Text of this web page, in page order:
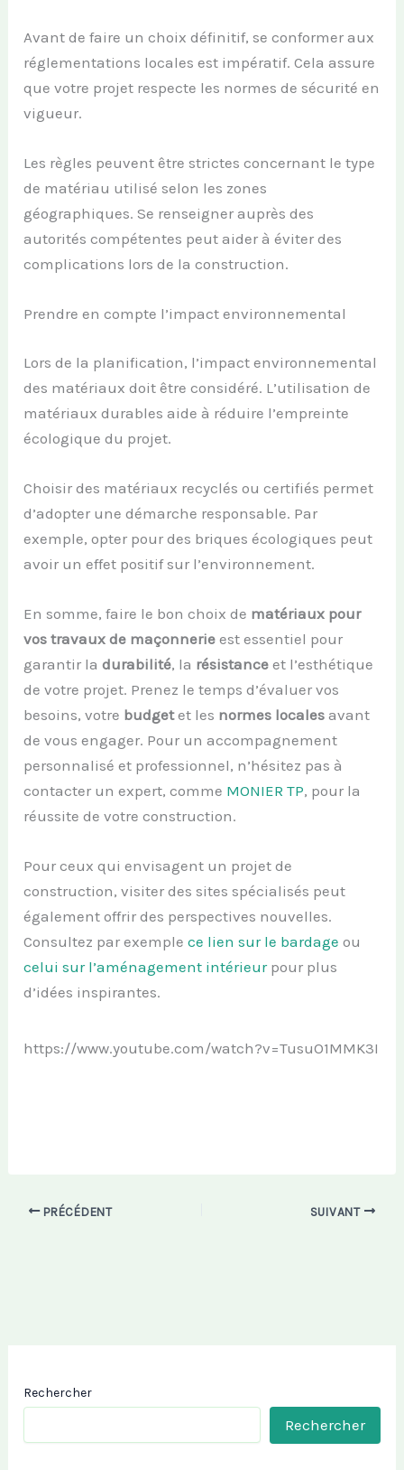
Avant de faire un choix définitif, se conformer aux
réglementations locales est impératif. Cela assure
que votre projet respecte les normes de sécurité en
vigueur.
Les règles peuvent être strictes concernant le type
de matériau utilisé selon les zones
géographiques. Se renseigner auprès des
autorités compétentes peut aider à éviter des
complications lors de la construction.
Prendre en compte l’impact environnemental
Lors de la planification, l’impact environnemental
des matériaux doit être considéré. L’utilisation de
matériaux durables aide à réduire l’empreinte
écologique du projet.
Choisir des matériaux recyclés ou certifiés permet
d’adopter une démarche responsable. Par
exemple, opter pour des briques écologiques peut
avoir un effet positif sur l’environnement.
En somme, faire le bon choix de matériaux pour
vos travaux de maçonnerie est essentiel pour
garantir ladurabilité, la résistance et l’esthétique
de votre projet. Prenez le temps d’évaluer vos
besoins, votre budgetet les normes locales avant
de vous engager. Pour un accompagnement
personnalisé et professionnel, n’hésitez pas à
contacter un expert, comme MONIER TP, pour la
réussite de votre construction.
Pour ceux qui envisagent un projet de
construction, visiter des sites spécialisés peut
également offrir des perspectives nouvelles.
Consultez par exemplece lien sur le bardage ou
celui sur l’aménagement intérieurpour plus
d’idées inspirantes.
https://www.youtube.com/watch?v=TusuO1MMK3I
PRÉCÉDENT SUIVANT
Rechercher
Rechercher